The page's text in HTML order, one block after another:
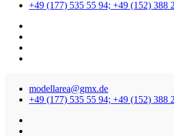
+49 (177) 535 55 94; +49 (152) 388
modellarea@gmx.de
+49 (177) 535 55 94; +49 (152) 388